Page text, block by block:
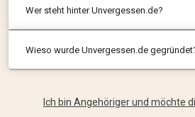
Wer steht hinter Unvergessen.de?
Wieso wurde Unvergessen.de
Ich bin Angehöriger und möchte